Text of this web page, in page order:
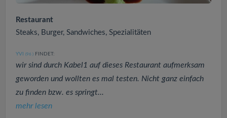
Restaurant
Steaks, Burger, Sandwiches, Spezialitäten
YVI (96 ) FINDET:
wir sind durch Kabel1 auf dieses Restaurant aufmerksam
geworden und wollten es mal testen. Nicht ganz einfach
zu finden bzw. es springt...
mehr lesen